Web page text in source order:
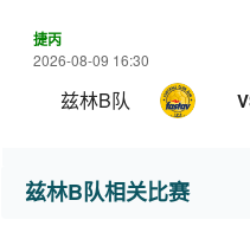
捷丙
2026-08-09 16:30
兹林B队
兹林B队相关比赛